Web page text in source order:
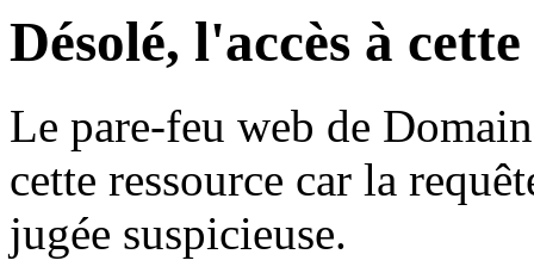
Désolé, l'accès à
Le pare-feu web de
cette ressource car la
jugée suspicieuse.